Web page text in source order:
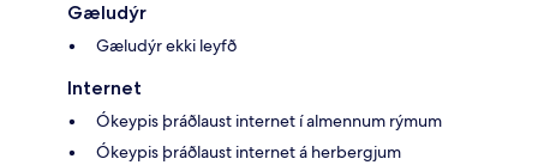
Gæludýr
Gæludýr ekki leyfð
Internet
Ókeypis þráðlaust internet í almennum rýmum
Ókeypis þráðlaust internet á herbergjum